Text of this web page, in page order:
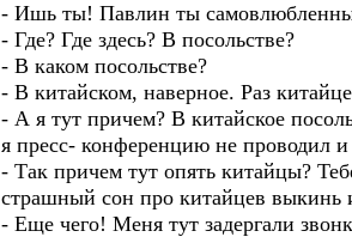
- Ишь ты! Павлин ты
- Где? Где здесь? В посольстве?
- В каком посольстве?
- В китайском, наверное. Раз
- А я тут причем? В китайское
я пресс- конференцию не проводил
- Так причем тут опять китайцы?
страшный сон про китайцев выкинь
- Еще чего! Меня тут задергали